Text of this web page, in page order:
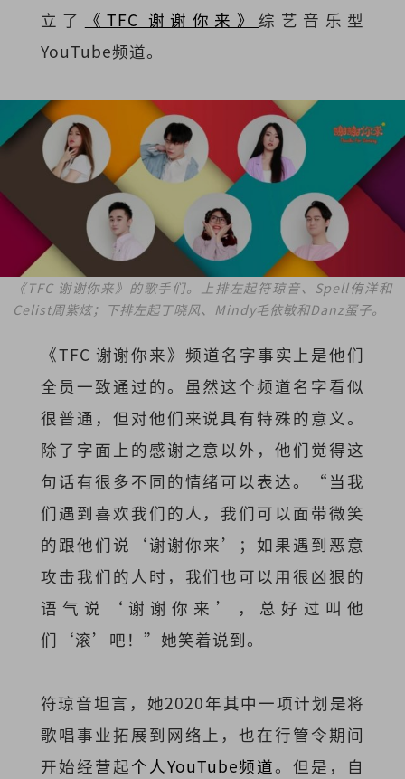
立了 《TFC 谢谢你来》 综艺音乐型
YouTube频道。
《TFC 谢谢你来》的歌手们。上排左起符琼音、Spell侑洋和
Celist周紫炫；下排左起丁晓风、Mindy毛依敏和Danz蛋子。
《TFC 谢谢你来》频道名字事实上是他们
全员一致通过的。虽然这个频道名字看似
很普通，但对他们来说具有特殊的意义。
除了字面上的感谢之意以外，他们觉得这
句话有很多不同的情绪可以表达。“当我
们遇到喜欢我们的人，我们可以面带微笑
的跟他们说‘谢谢你来’；如果遇到恶意
攻击我们的人时，我们也可以用很凶狠的
语气说‘谢谢你来’，总好过叫他
们‘滚’吧！”她笑着说到。
符琼音坦言，她2020年其中一项计划是将
歌唱事业拓展到网络上，也在行管令期间
开始经营起个人YouTube频道。但是，自